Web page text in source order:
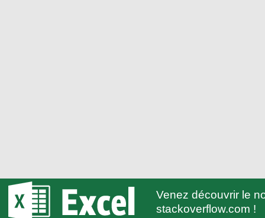
Venez découvrir le
stackoverflow.com !